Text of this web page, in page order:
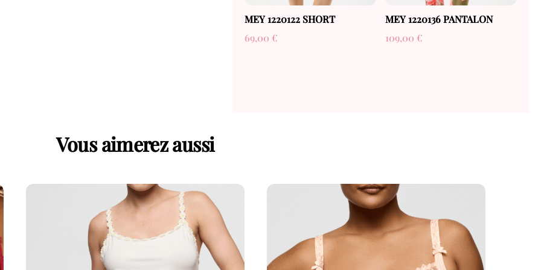
MEY 1220122 SHORT
69,00 €
MEY 1220136 PANTALON
109,00 €
Vous aimerez aussi